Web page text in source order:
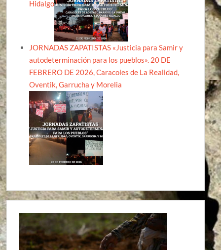
Hidalgo
JORNADAS ZAPATISTAS «Justicia para Samir y
autodeterminación para los pueblos». 20 DE
FEBRERO DE 2026, Caracoles de La Realidad,
Oventik, Garrucha y Morelia